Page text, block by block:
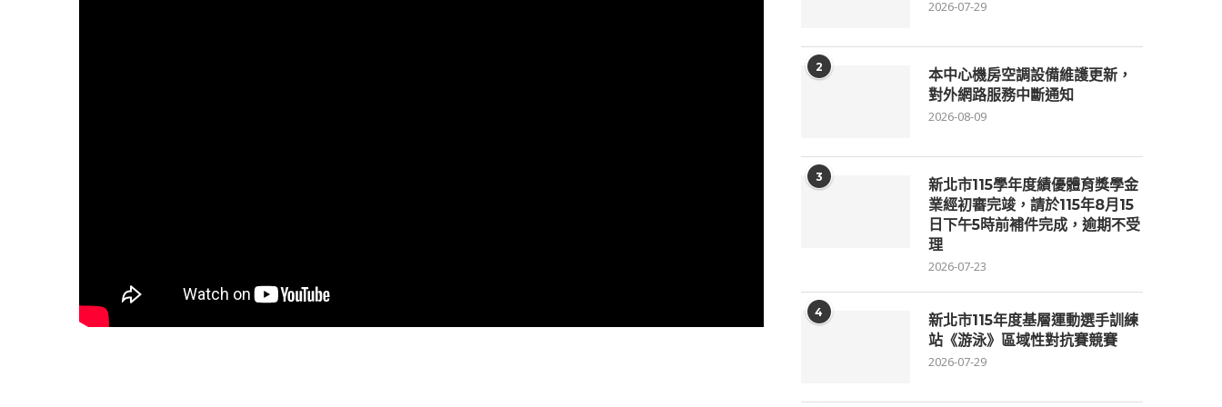
2026-07-29
2
本中心機房空調設備維護更新，
對外網路服務中斷通知
2026-08-09
3
新北市115學年度績優體育獎學金
業經初審完竣，請於115年8月15
日下午5時前補件完成，逾期不受
理
2026-07-23
4
新北市115年度基層運動選手訓練
站《游泳》區域性對抗賽競賽
2026-07-29